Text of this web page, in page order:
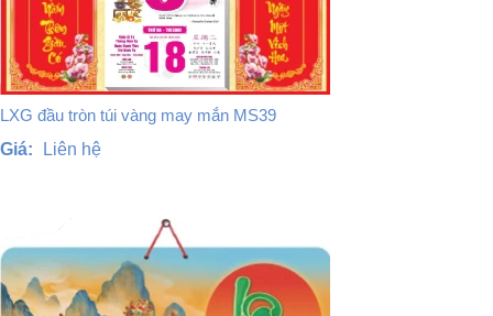
LXG đầu tròn túi vàng may mắn MS39
Giá:
Liên hệ